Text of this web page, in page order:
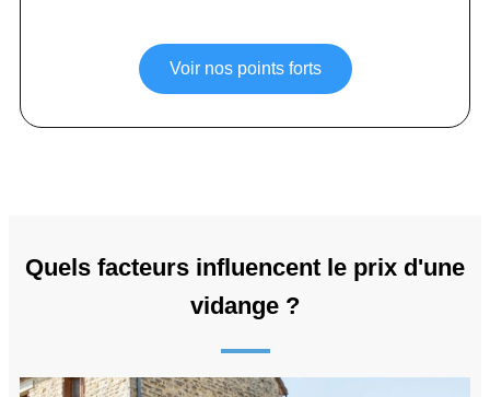
Voir nos points forts
Quels facteurs influencent le prix d'une
vidange ?